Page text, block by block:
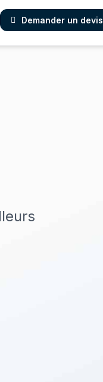
Demander un devis